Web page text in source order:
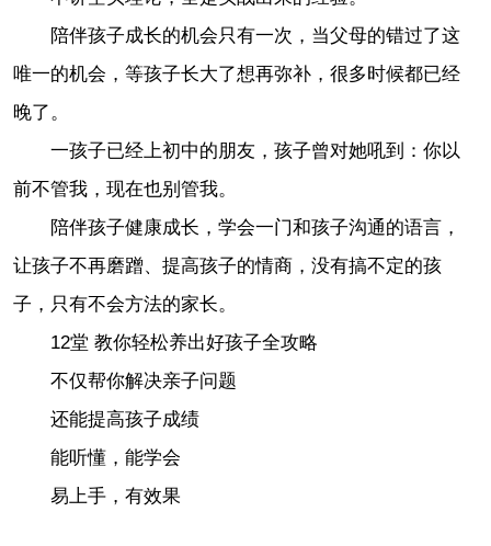
陪伴孩子成长的机会只有一次，当父母的错过了这
唯一的机会，等孩子长大了想再弥补，很多时候都已经
晚了。
一孩子已经上初中的朋友，孩子曾对她吼到：你以
前不管我，现在也别管我。
陪伴孩子健康成长，学会一门和孩子沟通的语言，
让孩子不再磨蹭、提高孩子的情商，没有搞不定的孩
子，只有不会方法的家长。
12堂 教你轻松养出好孩子全攻略
不仅帮你解决亲子问题
还能提高孩子成绩
能听懂，能学会
易上手，有效果